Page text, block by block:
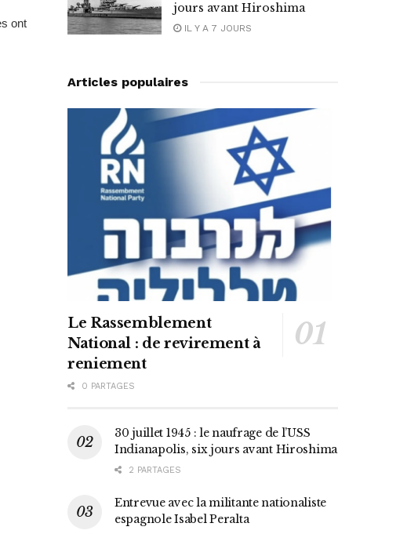
ont
jours avant Hiroshima
IL Y A 7 JOURS
Articles populaires
Le Rassemblement
National : de revirement à
reniement
0 PARTAGES
30 juillet 1945 : le naufrage de l’USS
Indianapolis, six jours avant Hiroshima
2 PARTAGES
Entrevue avec la militante nationaliste
espagnole Isabel Peralta